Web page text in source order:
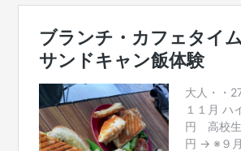
は
コ
レ!
キ
ャ
ン
飯
ホ